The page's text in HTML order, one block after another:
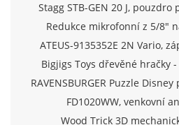
Stagg STB-GEN 20 J,
Redukce mikrofonní z 5/8"
ATEUS-9135352E 2N Vario,
moduly
Bigjigs Toys dřevěné hračky
letadlo
RAVENSBURGER Puzzle
500 dílků
FD1020WW, venkovní
TVI/AHD/CVI/CVBS kamera
Wood Trick 3D